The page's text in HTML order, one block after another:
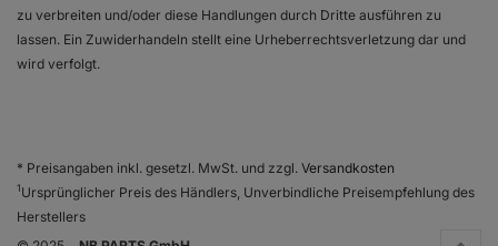
zu verbreiten und/oder diese Handlungen durch Dritte ausführen zu
lassen. Ein Zuwiderhandeln stellt eine Urheberrechtsverletzung dar und
wird verfolgt.
* Preisangaben inkl. gesetzl. MwSt. und zzgl. Versandkosten
1Ursprünglicher Preis des Händlers, Unverbindliche Preisempfehlung des
Herstellers